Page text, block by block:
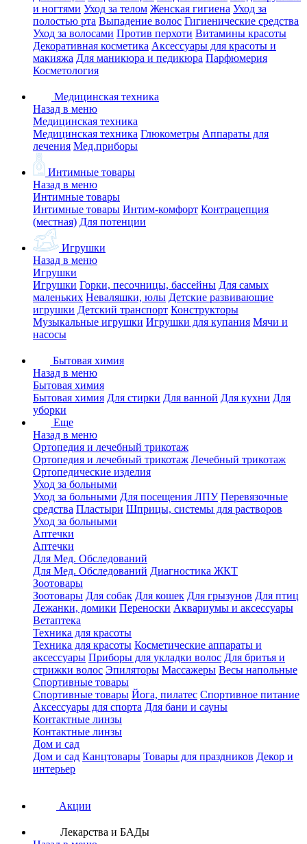
и ногтями Уход за телом Женская гигиена Уход за
полостью рта Выпадение волос Гигиенические средства
Уход за волосами Против перхоти Витамины красоты
Декоративная косметика Аксессуары для красоты и
макияжа Для маникюра и педикюра Парфюмерия
Косметология
Медицинская техника
Назад в меню
Медицинская техника
Медицинская техника Глюкометры Аппараты для
лечения Мед.приборы
Интимные товары
Назад в меню
Интимные товары
Интимные товары Интим-комфорт Контрацепция
(местная) Для потенции
Игрушки
Назад в меню
Игрушки
Игрушки Горки, песочницы, бассейны Для самых
маленьких Неваляшки, юлы Детские развивающие
игрушки Детский транспорт Конструкторы
Музыкальные игрушки Игрушки для купания Мячи и
насосы
Бытовая химия
Назад в меню
Бытовая химия
Бытовая химия Для стирки Для ванной Для кухни Для
уборки
Еще
Назад в меню
Ортопедия и лечебный трикотаж
Ортопедия и лечебный трикотаж Лечебный трикотаж
Ортопедические изделия
Уход за больными
Уход за больными Для посещения ЛПУ Перевязочные
средства Пластыри Шприцы, системы для растворов
Уход за больными
Аптечки
Аптечки
Для Мед. Обследований
Для Мед. Обследований Диагностика ЖКТ
Зоотовары
Зоотовары Для собак Для кошек Для грызунов Для птиц
Лежанки, домики Переноски Аквариумы и аксессуары
Ветаптека
Техника для красоты
Техника для красоты Косметические аппараты и
аксессуары Приборы для укладки волос Для бритья и
стрижки волос Эпиляторы Массажеры Весы напольные
Спортивные товары
Спортивные товары Йога, пилатес Спортивное питание
Аксессуары для спорта Для бани и сауны
Контактные линзы
Контактные линзы
Дом и сад
Дом и сад Канцтовары Товары для праздников Декор и
интерьер
Акции
Лекарства и БАДы